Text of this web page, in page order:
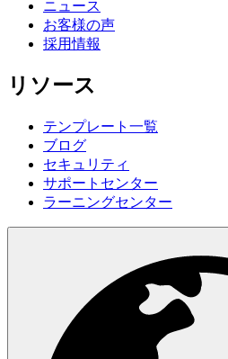
ニュース
お客様の声
採用情報
リソース
テンプレート一覧
ブログ
セキュリティ
サポートセンター
ラーニングセンター